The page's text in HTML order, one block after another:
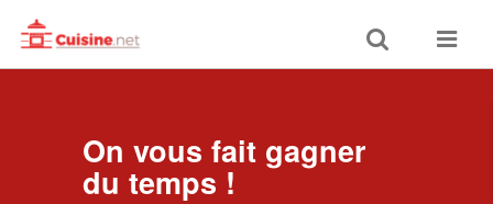
Toggle
search
Toggle
On vous fait gagner
du temps !